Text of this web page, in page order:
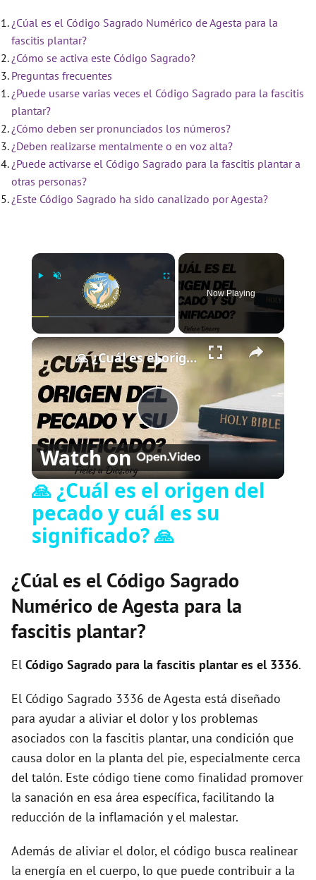
¿Cúal es el Código Sagrado Numérico de Agesta para la
fascitis plantar?
¿Cómo se activa este Código Sagrado?
Preguntas frecuentes
¿Puede usarse varias veces el Código Sagrado para la fascitis
plantar?
¿Cómo deben ser pronunciados los números?
¿Deben realizarse mentalmente o en voz alta?
¿Puede activarse el Código Sagrado para la fascitis plantar a
otras personas?
¿Este Código Sagrado ha sido canalizado por Agesta?
×
Play Unmute Fullscreen
Now Playing
×
P
l
V
e
o
🙏 ¿Cuál es el origen del pecado y cuál es su significado? 🙏
Watch on
🙏 ¿Cuál es el origen del
pecado y cuál es su
significado? 🙏
¿Cúal es el Código Sagrado
Numérico de Agesta para la
fascitis plantar?
El Código Sagrado para la fascitis plantar es el 3336.
El Código Sagrado 3336 de Agesta está diseñado
para ayudar a aliviar el dolor y los problemas
asociados con la fascitis plantar, una condición que
causa dolor en la planta del pie, especialmente cerca
del talón. Este código tiene como finalidad promover
la sanación en esa área específica, facilitando la
reducción de la inflamación y el malestar.
Además de aliviar el dolor, el código busca realinear
la energía en el cuerpo, lo que puede contribuir a la